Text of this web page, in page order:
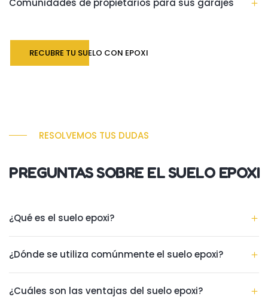
Comunidades de propietarios para sus garajes
RECUBRE TU SUELO CON EPOXI
RESOLVEMOS TUS DUDAS
PREGUNTAS SOBRE EL SUELO EPOXI
¿Qué es el suelo epoxi?
¿Dónde se utiliza comúnmente el suelo epoxi?
¿Cuáles son las ventajas del suelo epoxi?